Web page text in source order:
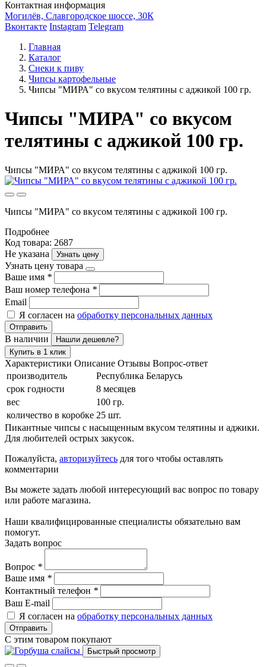
Контактная информация
Могилёв, Славгородское шоссе, 30К
Вконтакте Instagram Telegram
Главная
Каталог
Снеки к пиву
Чипсы картофельные
Чипсы "МИРА" со вкусом телятины с аджикой 100 гр.
Чипсы "МИРА" со вкусом
телятины с аджикой 100 гр.
Чипсы "МИРА" со вкусом телятины с аджикой 100 гр.
Чипсы "МИРА" со вкусом телятины с аджикой 100 гр.
Подробнее
Код товара: 2687
Не указана
Узнать цену
Узнать цену товара
Ваше имя *
Ваш номер телефона *
Email
Я согласен на обработку персональных данных
Отправить
В наличии
Нашли дешевле?
Купить в 1 клик
Характеристики Описание Отзывы Вопрос-ответ
производитель
Республика Беларусь
срок годности
8 месяцев
вес
100 гр.
количество в коробке 25 шт.
Пикантные чипсы с насыщенным вкусом телятины и аджики.
Для любителей острых закусок.
Пожалуйста, авторизуйтесь для того чтобы оставлять
комментарии
Вы можете задать любой интересующий вас вопрос по товару
или работе магазина.
Наши квалифицированные специалисты обязательно вам
помогут.
Задать вопрос
Вопрос *
Ваше имя *
Контактный телефон *
Ваш E-mail
Я согласен на обработку персональных данных
Отправить
С этим товаром покупают
Быстрый просмотр